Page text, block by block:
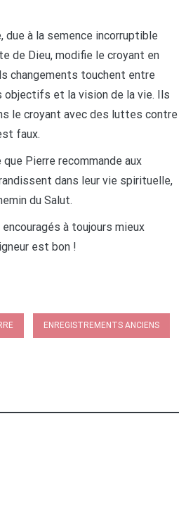
due à la semence incorruptible
de Dieu, modifie le croyant en
changements touchent entre
objectifs et la vision de la vie. Ils
le croyant avec des luttes contre
faux.
Pierre recommande aux
dans leur vie spirituelle,
du Salut.
à toujours mieux
est bon !
ENREGISTREMENTS ANCIENS